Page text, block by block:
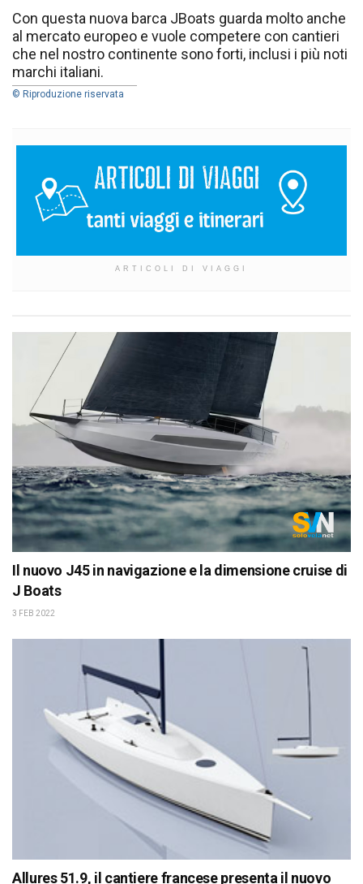
Con questa nuova barca JBoats guarda molto anche
al mercato europeo e vuole competere con cantieri
che nel nostro continente sono forti, inclusi i più noti
marchi italiani.
© Riproduzione riservata
ARTICOLI DI VIAGGI
Il nuovo J45 in navigazione e la dimensione cruise di
J Boats
3 FEB 2022
Allures 51.9, il cantiere francese presenta il nuovo